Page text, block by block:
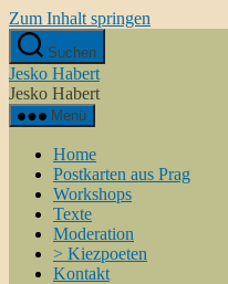
Zum Inhalt springen
Suchen
Jesko Habert
Jesko Habert
Menü
Home
Postkarten aus Prag
Workshops
Texte
Moderation
> Kiezpoeten
Kontakt